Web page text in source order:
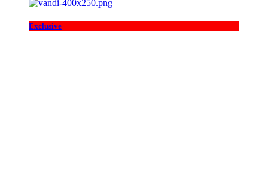
Exclusive